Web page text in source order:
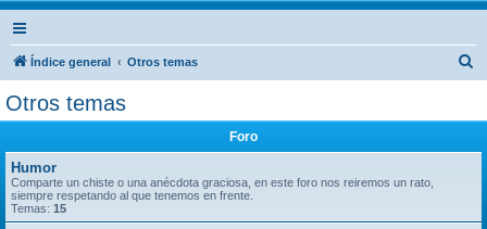
Índice general Otros temas
Otros temas
Foro
Humor
Comparte un chiste o una anécdota graciosa, en este foro nos reiremos un rato,
siempre respetando al que tenemos en frente.
Temas: 15